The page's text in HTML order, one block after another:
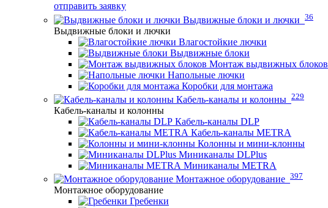
отправить заявку
Выдвижные блоки и лючки 36
Выдвижные блоки и лючки
Влагостойкие лючки
Выдвижные блоки
Монтаж выдвижных блоков
Напольные лючки
Коробки для монтажа
Кабель-каналы и колонны 229
Кабель-каналы и колонны
Кабель-каналы DLP
Кабель-каналы METRA
Колонны и мини-клонны
Миниканалы DLPlus
Миниканалы METRA
Монтажное оборудование 397
Монтажное оборудование
Гребенки